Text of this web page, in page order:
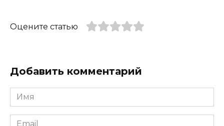
Оцените статью
Добавить комментарий
Имя
*
Email